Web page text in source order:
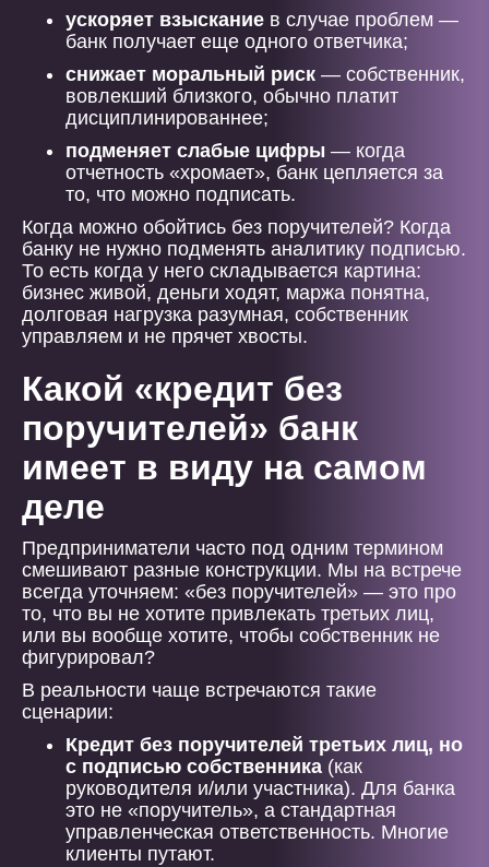
ускоряет взыскание в случае проблем —
банк получает еще одного ответчика;
снижает моральный риск — собственник,
вовлекший близкого, обычно платит
дисциплинированнее;
подменяет слабые цифры — когда
отчетность «хромает», банк цепляется за
то, что можно подписать.
Когда можно обойтись без поручителей? Когда
банку не нужно подменять аналитику подписью.
То есть когда у него складывается картина:
бизнес живой, деньги ходят, маржа понятна,
долговая нагрузка разумная, собственник
управляем и не прячет хвосты.
Какой «кредит без
поручителей» банк
имеет в виду на самом
деле
Предприниматели часто под одним термином
смешивают разные конструкции. Мы на встрече
всегда уточняем: «без поручителей» — это про
то, что вы не хотите привлекать третьих лиц,
или вы вообще хотите, чтобы собственник не
фигурировал?
В реальности чаще встречаются такие
сценарии:
Кредит без поручителей третьих лиц, но
с подписью собственника (как
руководителя и/или участника). Для банка
это не «поручитель», а стандартная
управленческая ответственность. Многие
клиенты путают.